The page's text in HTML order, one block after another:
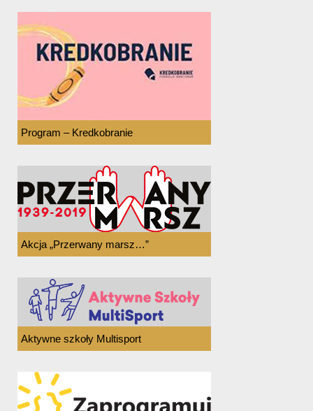
Program – Kredkobranie
Akcja „Przerwany marsz…”
Aktywne szkoły Multisport